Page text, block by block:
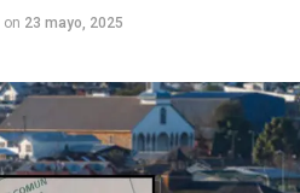
on 23 mayo, 2025